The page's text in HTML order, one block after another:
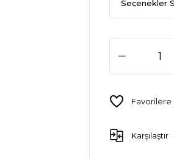
Karşılaştır